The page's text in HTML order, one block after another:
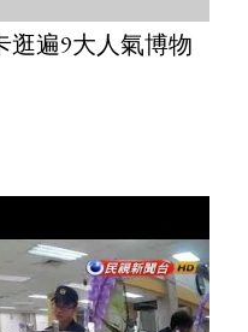
逛遍9大人氣博物